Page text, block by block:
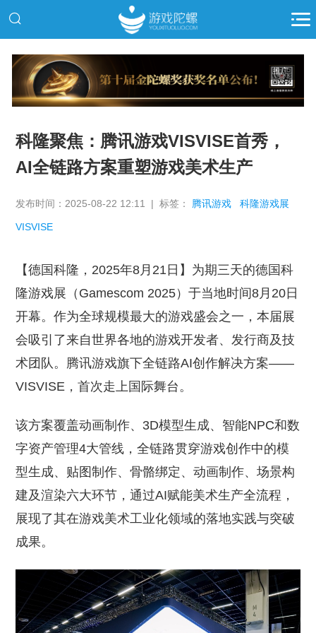
推广
科隆聚焦：腾讯游戏VISVISE首秀，
AI全链路方案重塑游戏美术生产
发布时间：2025-08-22 12:11 | 标签： 腾讯游戏 科隆游戏展
VISVISE
【德国科隆，2025年8月21日】为期三天的德国科
隆游戏展（Gamescom 2025）于当地时间8月20日
开幕。作为全球规模最大的游戏盛会之一，本届展
会吸引了来自世界各地的游戏开发者、发行商及技
术团队。腾讯游戏旗下全链路AI创作解决方案——
VISVISE，首次走上国际舞台。
该方案覆盖动画制作、3D模型生成、智能NPC和数
字资产管理4大管线，全链路贯穿游戏创作中的模
型生成、贴图制作、骨骼绑定、动画制作、场景构
建及渲染六大环节，通过AI赋能美术生产全流程，
展现了其在游戏美术工业化领域的落地实践与突破
成果。